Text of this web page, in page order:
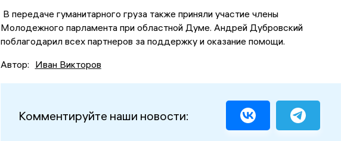
В передаче гуманитарного груза также приняли участие члены
Молодежного парламента при областной Думе. Андрей Дубровский
поблагодарил всех партнеров за поддержку и оказание помощи.
Автор: Иван Викторов
Комментируйте наши новости: